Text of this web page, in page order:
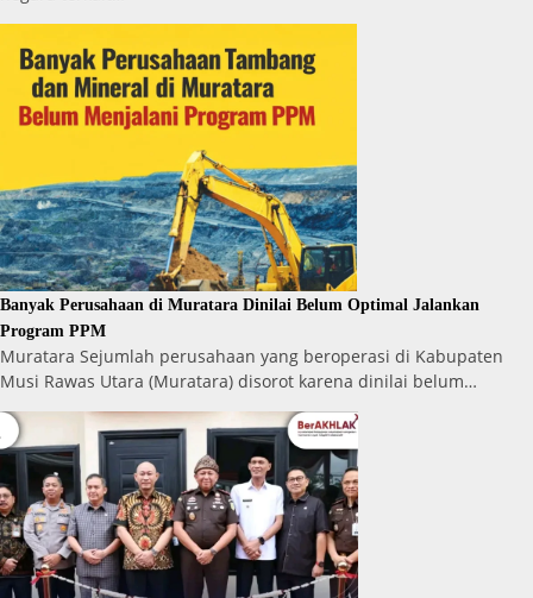
Banyak Perusahaan di Muratara Dinilai Belum Optimal Jalankan
Program PPM
Muratara Sejumlah perusahaan yang beroperasi di Kabupaten
Musi Rawas Utara (Muratara) disorot karena dinilai belum…